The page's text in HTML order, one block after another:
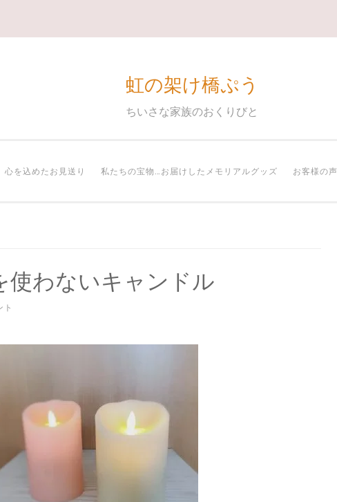
虹の架け橋ぷう
ちいさな家族のおくりびと
心を込めたお見送り 私たちの宝物…お届けしたメモリアルグッズ お客様の声
使わないキャンドル